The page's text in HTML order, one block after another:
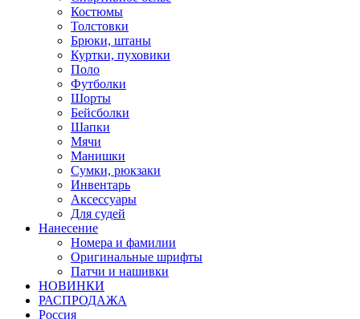
Костюмы
Толстовки
Брюки, штаны
Куртки, пуховики
Поло
Футболки
Шорты
Бейсболки
Шапки
Мячи
Манишки
Сумки, рюкзаки
Инвентарь
Аксессуары
Для судей
Нанесение
Номера и фамилии
Оригинальные шрифты
Патчи и нашивки
НОВИНКИ
РАСПРОДАЖА
Россия